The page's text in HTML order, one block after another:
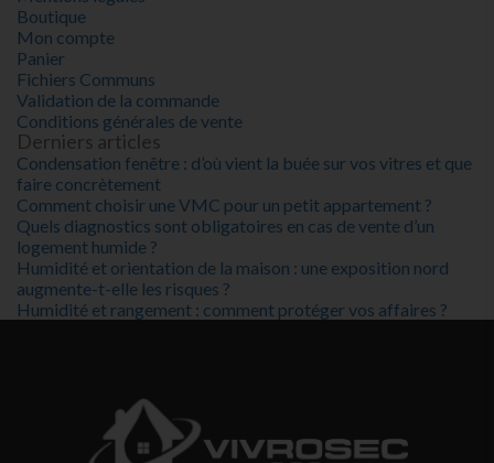
Boutique
Mon compte
Panier
Fichiers Communs
Validation de la commande
Conditions générales de vente
Derniers articles
Condensation fenêtre : d’où vient la buée sur vos vitres et que
faire concrètement
Comment choisir une VMC pour un petit appartement ?
Quels diagnostics sont obligatoires en cas de vente d’un
logement humide ?
Humidité et orientation de la maison : une exposition nord
augmente-t-elle les risques ?
Humidité et rangement : comment protéger vos affaires ?